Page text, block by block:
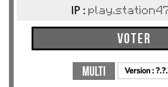
IP :
Voter
Multi Version :